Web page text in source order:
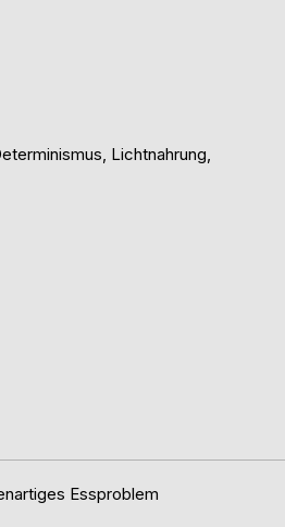
Lichtnahrung,
Essproblem